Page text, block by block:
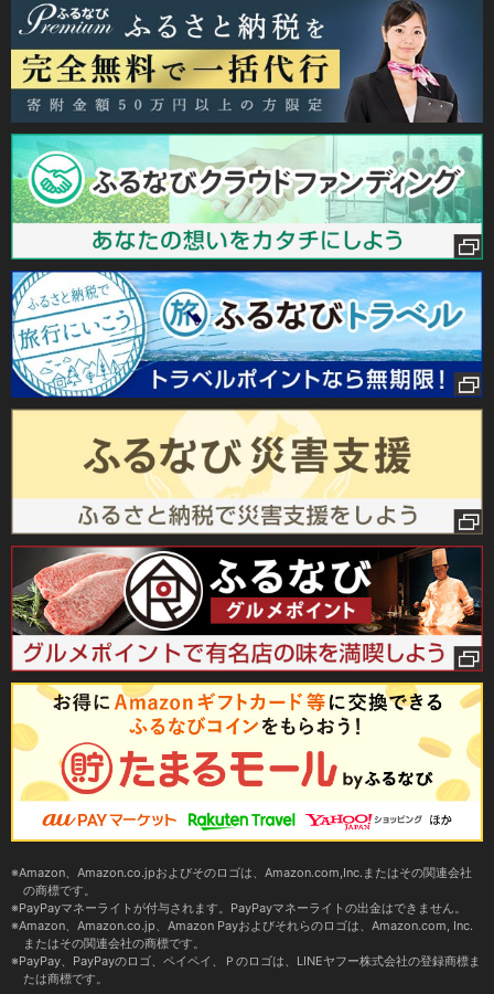
Amazon、Amazon.co.jpおよびそのロゴは、Amazon.com,Inc.またはその関連会社
の商標です。
PayPayマネーライトが付与されます。PayPayマネーライトの出金はできません。
Amazon、Amazon.co.jp、Amazon Payおよびそれらのロゴは、Amazon.com, Inc.
またはその関連会社の商標です。
PayPay、PayPayのロゴ、ペイペイ、Ｐのロゴは、LINEヤフー株式会社の登録商標ま
たは商標です。